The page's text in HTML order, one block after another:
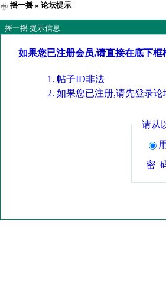
摇一摇» 论坛提示
摇一摇 提示信息
如果您已注册会员,请直接在底下
帖子ID非法
如果您已注册,请先登录论
请从
密